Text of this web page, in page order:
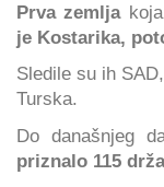
Prva zemljakoja
je Kostarika,
Sledile su ih
Turska.
Do današnjeg
priznalo 115